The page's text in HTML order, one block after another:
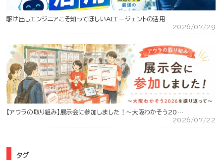
駆け出しエンジニアこそ知ってほしいAIエージェントの活用
2026/07/29
【アウラの取り組み】展示会に参加しました！～大阪わかそう20…
2026/07/22
タグ